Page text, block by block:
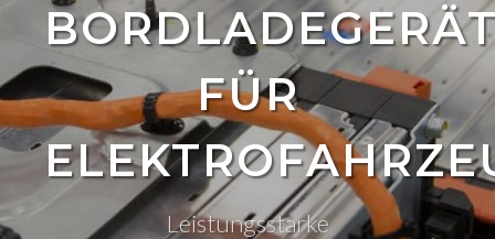
FÜR
Leistungsstarke